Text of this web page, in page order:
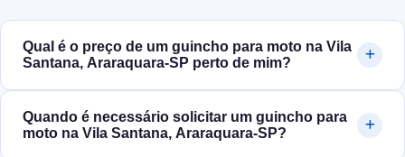
Qual é o preço de um guincho para moto na Vila
Santana, Araraquara‑SP perto de mim?
Quando é necessário solicitar um guincho para
moto na Vila Santana, Araraquara‑SP?